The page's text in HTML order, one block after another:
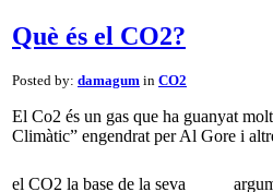
Què és el CO2?
Posted by: damagum in CO2
El Co2 és un gas que ha guanyat
Climàtic” engendrat per Al Gore i
el CO2 la base de la seva